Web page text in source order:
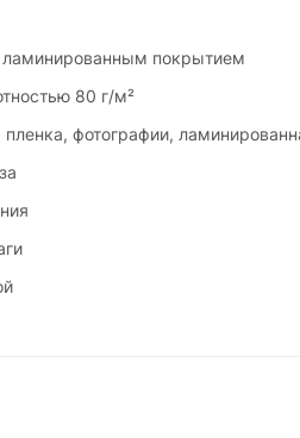
ламинированным покрытием
80 г/м²
фотографии,